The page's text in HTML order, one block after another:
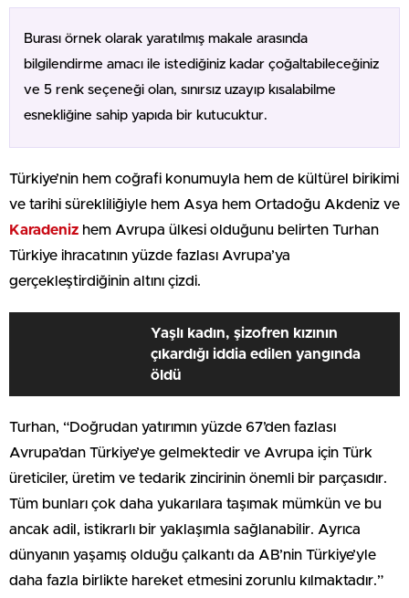
Burası örnek olarak yaratılmış makale arasında
bilgilendirme amacı ile istediğiniz kadar çoğaltabileceğiniz
ve 5 renk seçeneği olan, sınırsız uzayıp kısalabilme
esnekliğine sahip yapıda bir kutucuktur.
Türkiye’nin hem coğrafi konumuyla hem de kültürel birikimi
ve tarihi sürekliliğiyle hem Asya hem Ortadoğu Akdeniz ve
Karadeniz hem Avrupa ülkesi olduğunu belirten Turhan
Türkiye ihracatının yüzde fazlası Avrupa’ya
gerçekleştirdiğinin altını çizdi.
Yaşlı kadın, şizofren kızının
çıkardığı iddia edilen yangında
öldü
Turhan, “Doğrudan yatırımın yüzde 67’den fazlası
Avrupa’dan Türkiye’ye gelmektedir ve Avrupa için Türk
üreticiler, üretim ve tedarik zincirinin önemli bir parçasıdır.
Tüm bunları çok daha yukarılara taşımak mümkün ve bu
ancak adil, istikrarlı bir yaklaşımla sağlanabilir. Ayrıca
dünyanın yaşamış olduğu çalkantı da AB’nin Türkiye’yle
daha fazla birlikte hareket etmesini zorunlu kılmaktadır.”